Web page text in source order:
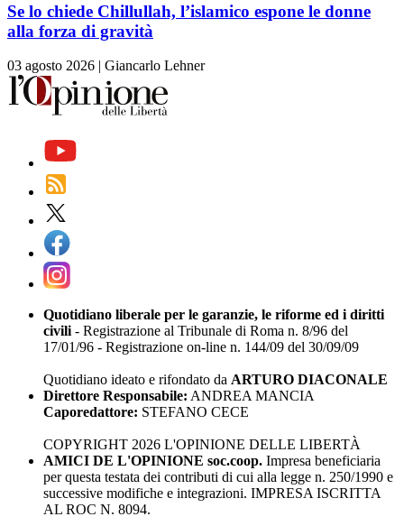
Se lo chiede Chillullah, l’islamico espone le donne
alla forza di gravità
03 agosto 2026 | Giancarlo Lehner
Quotidiano liberale per le garanzie, le riforme ed i diritti
civili- Registrazione al Tribunale di Roma n. 8/96 del
17/01/96 - Registrazione on-line n. 144/09 del 30/09/09
Quotidiano ideato e rifondato da ARTURO DIACONALE
Direttore Responsabile: ANDREA MANCIA
Caporedattore: STEFANO CECE
COPYRIGHT 2026 L'OPINIONE DELLE LIBERTÀ
AMICI DE L'OPINIONE soc.coop. Impresa beneficiaria
per questa testata dei contributi di cui alla legge n. 250/1990 e
successive modifiche e integrazioni. IMPRESA ISCRITTA
AL ROC N. 8094.